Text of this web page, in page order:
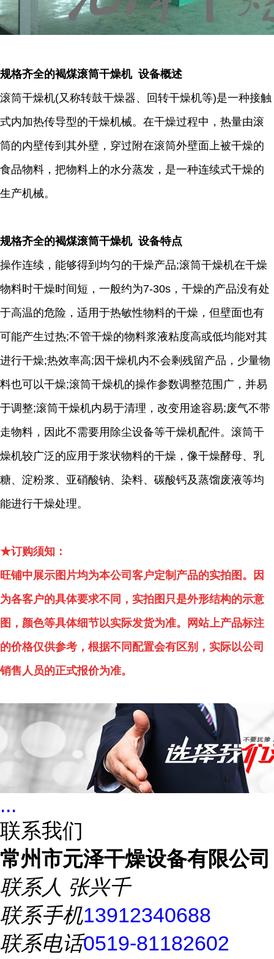
规格齐全的褐煤滚筒干燥机 设备概述
滚筒干燥机(又称转鼓干燥器、回转干燥机等)是一种接触
式内加热传导型的干燥机械。在干燥过程中，热量由滚
筒的内壁传到其外壁，穿过附在滚筒外壁面上被干燥的
食品物料，把物料上的水分蒸发，是一种连续式干燥的
生产机械。
规格齐全的褐煤滚筒干燥机 设备特点
操作连续，能够得到均匀的干燥产品;滚筒干燥机在干燥
物料时干燥时间短，一般约为7-30s，干燥的产品没有处
于高温的危险，适用于热敏性物料的干燥，但壁面也有
可能产生过热;不管干燥的物料浆液粘度高或低均能对其
进行干燥;热效率高;因干燥机内不会剩残留产品，少量物
料也可以干燥;滚筒干燥机的操作参数调整范围广，并易
于调整;滚筒干燥机内易于清理，改变用途容易;废气不带
走物料，因此不需要用除尘设备等干燥机配件。滚筒干
燥机较广泛的应用于浆状物料的干燥，像干燥酵母、乳
糖、淀粉浆、亚硝酸钠、染料、碳酸钙及蒸馏废液等均
能进行干燥处理。
★订购须知：
旺铺中展示图片均为本公司客户定制产品的实拍图。因
为各客户的具体要求不同，实拍图只是外形结构的示意
图，颜色等具体细节以实际发货为准。网站上产品标注
的价格仅供参考，根据不同配置会有区别，实际以公司
销售人员的正式报价为准。
...
联系我们
常州市元泽干燥设备有限公司
联系人 张兴千
联系手机13912340688
联系电话0519-81182602